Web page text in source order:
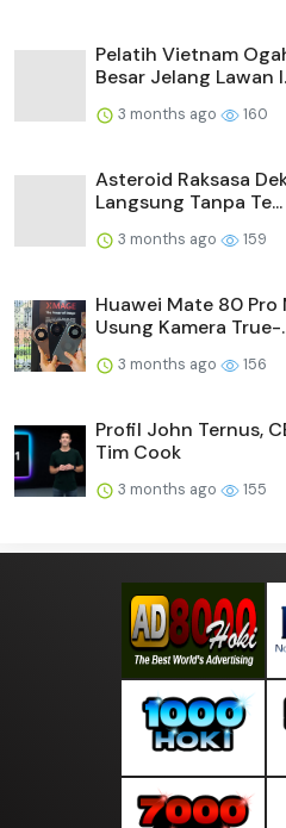
Pelatih Vietnam
Besar Jelang Lawan
3 months ago 160
Asteroid Raksasa
Langsung Tanpa Te...
3 months ago 159
Huawei Mate 80
Usung Kamera True-
3 months ago 156
Profil John Ternus,
Tim Cook
3 months ago 155